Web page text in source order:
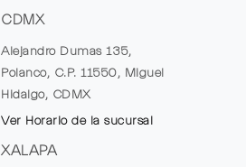
CDMX
Alejandro Dumas 135,
Polanco, C.P. 11550, Miguel
Hidalgo, CDMX
Ver Horario de la sucursal
XALAPA